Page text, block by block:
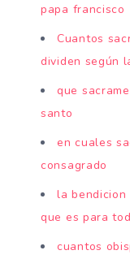
papa francisco
Cuantos
dividen según
que
santo
en cuales
consagrado
la bendicion
que es para
cuantos